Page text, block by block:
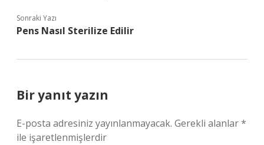
Sonraki Yazı
Pens Nasıl Sterilize Edilir
Bir yanıt yazın
E-posta adresiniz yayınlanmayacak. Gerekli alanlar*
ile işaretlenmişlerdir